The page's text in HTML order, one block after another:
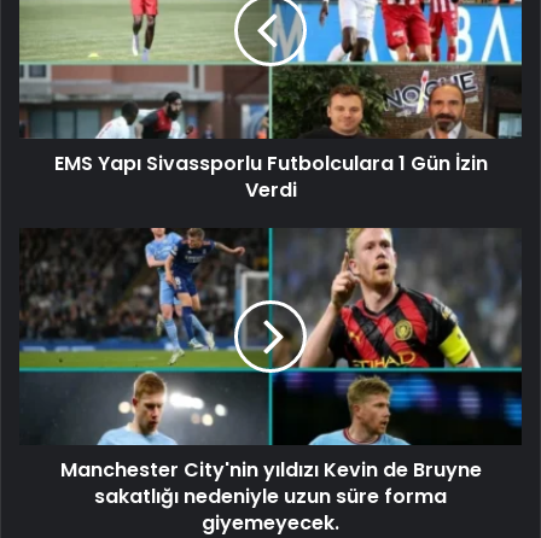
EMS Yapı Sivassporlu Futbolculara 1 Gün İzin
Verdi
Manchester City'nin yıldızı Kevin de Bruyne
sakatlığı nedeniyle uzun süre forma
giyemeyecek.